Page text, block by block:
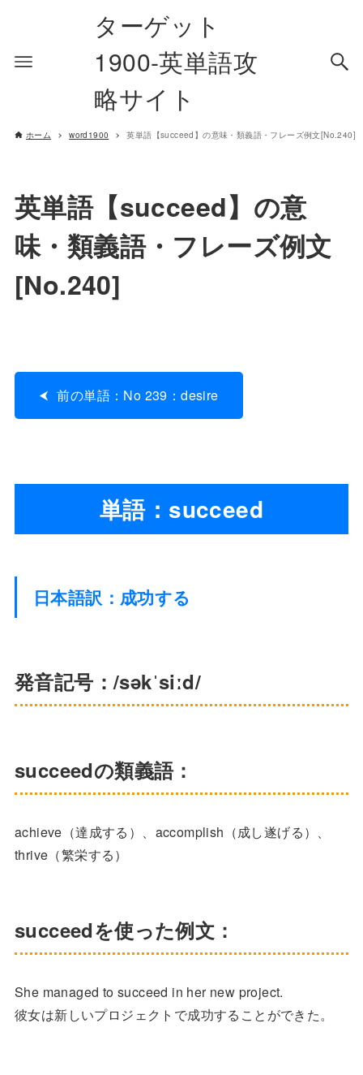
ターゲット
1900-英単語攻
略サイト
ホーム word1900 英単語【succeed】の意味・類義語・フレーズ例文[No.240]
英単語【succeed】の意
味・類義語・フレーズ例文
[No.240]
前の単語：No 239：desire
単語：succeed
日本語訳：成功する
発音記号：/səkˈsiːd/
succeedの類義語：
achieve（達成する）、accomplish（成し遂げる）、
thrive（繁栄する）
succeedを使った例文：
She managed to succeed in her new project.
彼女は新しいプロジェクトで成功することができた。